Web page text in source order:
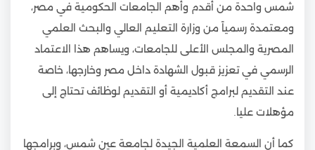
شمس واحدة من أقدم وأهم الجامعات الحكومية في مصر،
ومعتمدة رسمياً من وزارة التعليم العالي والبحث العلمي
المصرية والمجلس الأعلى للجامعات، ويساهم هذا الاعتماد
الرسمي في تعزيز قبول الشهادة داخل مصر وخارجها، خاصة
عند التقديم لبرامج أكاديمية أو التقديم لوظائف تحتاج إلى
مؤهلات عليا.
كما أن السمعة العلمية الجيدة لجامعة عين شمس، وبرامجها